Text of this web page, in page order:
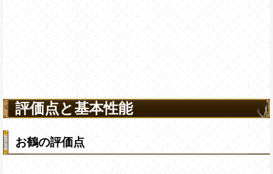
評価点と基本性能
お鶴の評価点